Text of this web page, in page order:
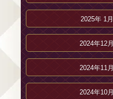
2025年 1月
2024年12月
2024年11月
2024年10月